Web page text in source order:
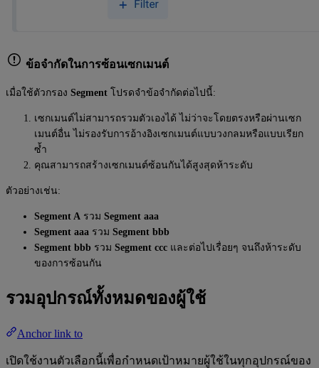
ข้อจำกัดในการซ้อนเซกเมนต์
เมื่อใช้ตัวกรอง Segment โปรดจำข้อจำกัดต่อไปนี้:
เซกเมนต์ไม่สามารถรวมตัวเองได้ ไม่ว่าจะโดยตรงหรือผ่านเซก
เมนต์อื่น ไม่รองรับการอ้างอิงเซกเมนต์แบบวงกลมหรือแบบเรียก
ซ้ำ
คุณสามารถสร้างเซกเมนต์ซ้อนกันได้สูงสุดห้าระดับ
ตัวอย่างเช่น:
Segment A รวม Segment aaa
Segment aaa รวม Segment bbb
Segment bbb รวม Segment ccc และต่อไปเรื่อยๆ จนถึงห้าระดับ
ของการซ้อนกัน
รวมอุปกรณ์ทั้งหมดของผู้ใช้
Anchor link to
เปิดใช้งานตัวเลือกนี้เพื่อกำหนดเป้าหมายผู้ใช้ในทุกอุปกรณ์ของ